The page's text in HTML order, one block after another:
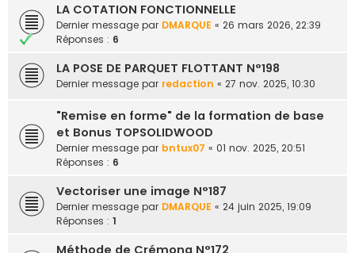
LA COTATION FONCTIONNELLE
Dernier message par DMARQUE « 26 mars 2026, 22:39
Réponses : 6
LA POSE DE PARQUET FLOTTANT N°198
Dernier message par redaction « 27 nov. 2025, 10:30
"Remise en forme" de la formation de base
et Bonus TOPSOLIDWOOD
Dernier message par bntux07 « 01 nov. 2025, 20:51
Réponses : 6
Vectoriser une image N°187
Dernier message par DMARQUE « 24 juin 2025, 19:09
Réponses : 1
Méthode de Crémona N°172